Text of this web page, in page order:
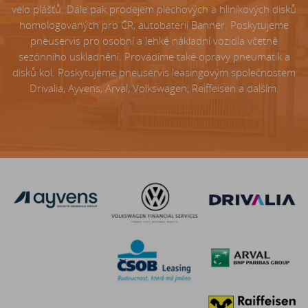
velo plášťů. Dále pak prodejem plechových a hliníkových disků
homologovaných pro ČR, autobaterií Banner. Poskytujeme
pneuservis pro osobní a lehké nákladní vozidla včetně
sezónního uskladnění. Provádíme také opravy pneumatik a
disků kol. Poskytujeme pneuservis leasingovým společnostem
Drivalia, Ayvens, Arval, Volkswagen, Reiffeisen a dalším.